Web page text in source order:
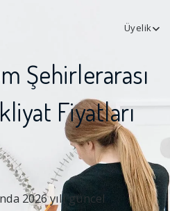
Üyelik
Şehirlerarası
Fiyatları
2026 yılı güncel